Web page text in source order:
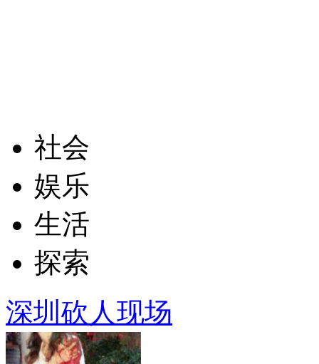
社会
娱乐
生活
探索
深圳砍人现场